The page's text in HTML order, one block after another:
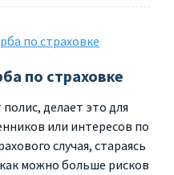
по страховке
делает это для
или интересов по
случая, стараясь
можно больше рисков